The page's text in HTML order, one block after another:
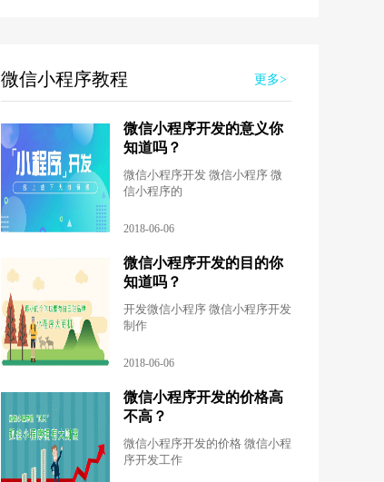
微信小程序教程 更多>
微信小程序开发的意义你
知道吗？
微信小程序开发 微信小程序 微
信小程序的
2018-06-06
微信小程序开发的目的你
知道吗？
开发微信小程序 微信小程序开发
制作
2018-06-06
微信小程序开发的价格高
不高？
微信小程序开发的价格 微信小程
序开发工作